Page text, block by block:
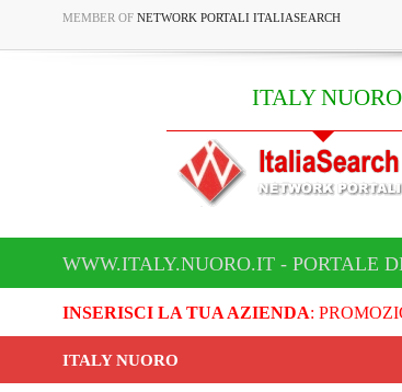
MEMBER OF NETWORK PORTALI ITALIASEARCH
ITALY NUORO
WWW.ITALY.NUORO.IT - PORTALE
INSERISCI LA TUA AZIENDA:
ITALY NUORO